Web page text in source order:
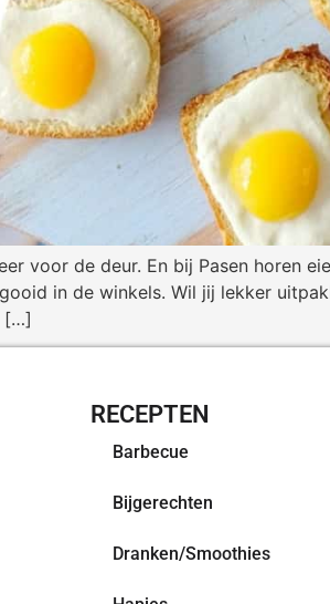
voor de deur. En bij Pasen horen
in de winkels. Wil jij lekker
[…]
RECEPTEN
Barbecue
Bijgerechten
Dranken/Smoothies